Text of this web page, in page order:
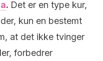
. Det er en type kur,
kun en bestemt
at det ikke tvinger
forbedrer